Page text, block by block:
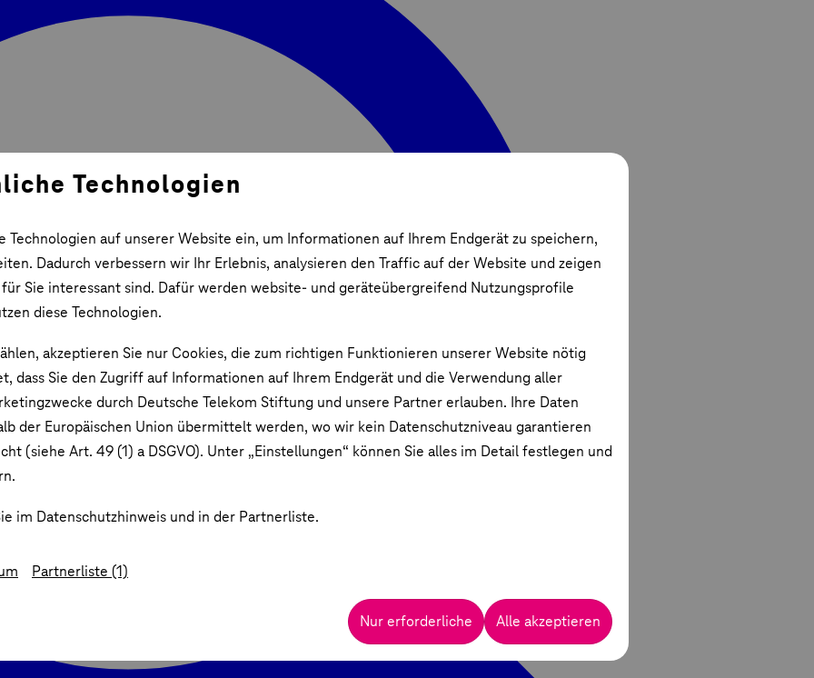
Technologien
Technologien auf unserer Website ein, um Informationen auf Ihrem Endgerät zu speichern,
Dadurch verbessern wir Ihr Erlebnis, analysieren den Traffic auf der Website und zeigen
Sie interessant sind. Dafür werden website- und geräteübergreifend Nutzungsprofile
diese Technologien.
akzeptieren Sie nur Cookies, die zum richtigen Funktionieren unserer Website nötig
dass Sie den Zugriff auf Informationen auf Ihrem Endgerät und die Verwendung aller
durch Deutsche Telekom Stiftung und unsere Partner erlauben. Ihre Daten
der Europäischen Union übermittelt werden, wo wir kein Datenschutzniveau garantieren
(siehe Art. 49 (1) a DSGVO). Unter „Einstellungen“ können Sie alles im Detail festlegen und
im Datenschutzhinweis und in der Partnerliste.
Partnerliste (1)
Nur erforderliche Alle akzeptieren